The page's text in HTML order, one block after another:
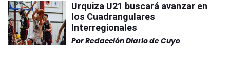
Urquiza U21 buscará avanzar en
los Cuadrangulares
Interregionales
PorRedacción Diario de Cuyo